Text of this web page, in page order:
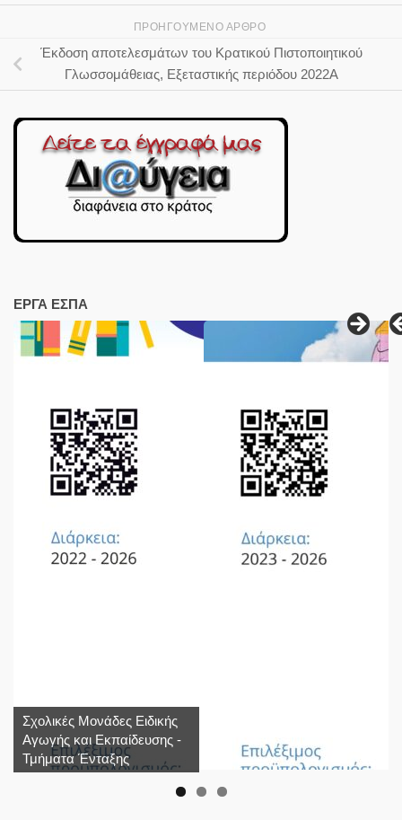
ΠΡΟΗΓΟΎΜΕΝΟ ΆΡΘΡΟ
Έκδοση αποτελεσμάτων του Κρατικού Πιστοποιητικού
Γλωσσομάθειας, Εξεταστικής περιόδου 2022Α
ΕΡΓΑ ΕΣΠΑ
Σχολικές Μονάδες Ειδικής
Αγωγής και Εκπαίδευσης -
Τμήματα Ένταξης